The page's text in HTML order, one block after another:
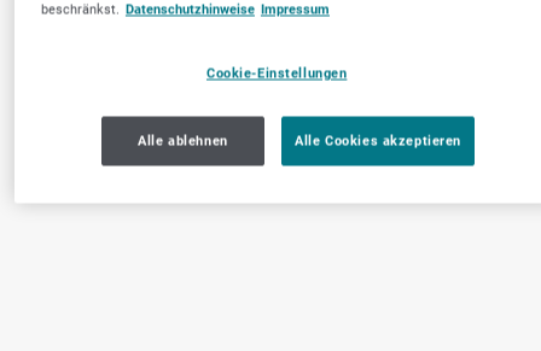
beschränkst. Datenschutzhinweise Impressum
Cookie-Einstellungen
Alle ablehnen Alle Cookies akzeptieren